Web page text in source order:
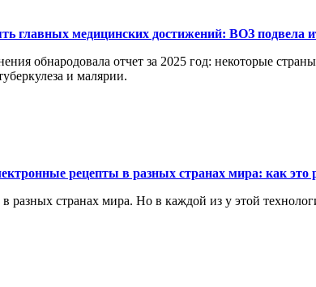
главных медицинских достижений: ВОЗ подвела
обнародовала отчет за 2025 год: некоторые
и малярии.
рецепты в разных странах мира: как это
странах мира. Но в каждой из у этой